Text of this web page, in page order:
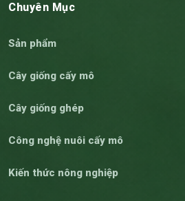
Chuyên Mục
Sản phẩm
Cây giống cấy mô
Cây giống ghép
Công nghệ nuôi cấy mô
Kiến thức nông nghiệp